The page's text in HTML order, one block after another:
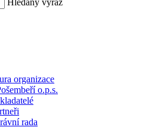
Hledaný výraz
organizace
o.p.s.
rada